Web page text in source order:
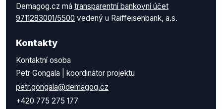
Demagog.cz má transparentní bankovní účet
9711283001/5500 vedený u Raiffeisenbank, a.s.
Kontakty
Kontaktní osoba
Petr Gongala | koordinátor projektu
petr.gongala@demagog.cz
+420 775 275 177